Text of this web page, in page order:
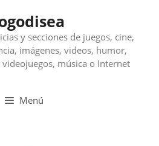
y secciones de juegos, cine,
imágenes, videos, humor,
música o Internet
Menú